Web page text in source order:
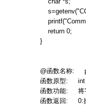
return 0;
}
@函数名称:
函数原型: int
函数功能: 将
函数返回: 0: